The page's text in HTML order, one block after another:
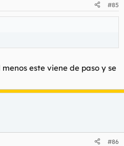
#85
este viene de paso y se
#86